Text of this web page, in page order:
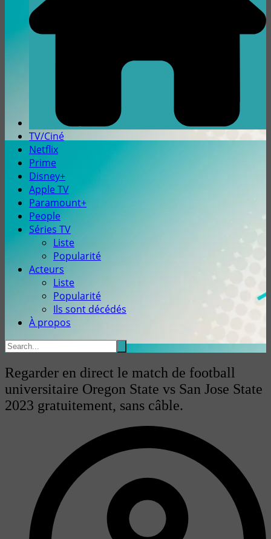
TV/Ciné
Netflix
Prime
Disney+
Apple TV
Paramount+
People
Séries TV
Liste
Popularité
Acteurs
Liste
Popularité
Ils sont décédés
À propos
Regarder en direct le match de football
universitaire Oregon State vs San Jose State
2023 gratuitement, sans câble.